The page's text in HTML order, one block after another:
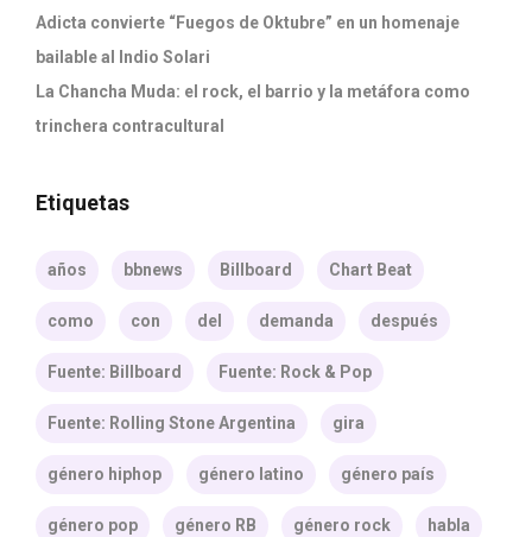
Adicta convierte “Fuegos de Oktubre” en un homenaje
bailable al Indio Solari
La Chancha Muda: el rock, el barrio y la metáfora como
trinchera contracultural
Etiquetas
años bbnews Billboard Chart Beat
como con del demanda después
Fuente: Billboard Fuente: Rock & Pop
Fuente: Rolling Stone Argentina gira
género hiphop género latino género país
género pop género RB género rock habla